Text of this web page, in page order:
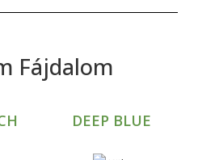
Fájdalom
DEEP BLUE